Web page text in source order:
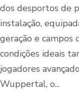
dos desportos de
instalação,
geração e
condições ideais
jogadores
Wuppertal, o...